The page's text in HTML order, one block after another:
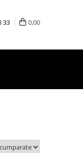
33 0,00